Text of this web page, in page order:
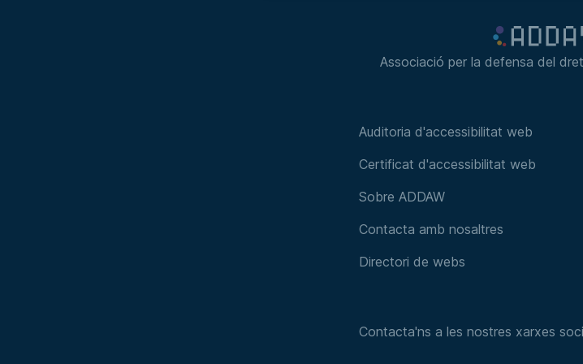
Associació per la defensa del
Auditoria d'accessibilitat web
Certificat d'accessibilitat web
Sobre ADDAW
Contacta amb nosaltres
Directori de webs
Contacta'ns a les nostres xarxes